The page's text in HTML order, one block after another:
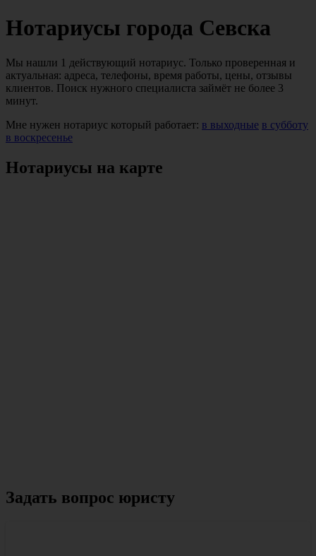
Нотариусы города Севска
Мы нашли 1 действующий нотариус. Только проверенная и
актуальная: адреса, телефоны, время работы, цены, отзывы
клиентов. Поиск нужного специалиста займёт не более 3
минут.
Мне нужен нотариус который работает: в выходные в субботу
в воскресенье
Нотариусы на карте
Задать вопрос юристу